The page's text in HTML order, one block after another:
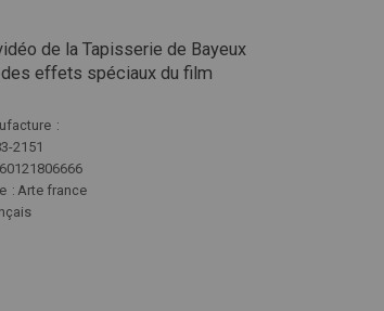
de la Tapisserie de Bayeux
effets spéciaux du film
2151
Arte france